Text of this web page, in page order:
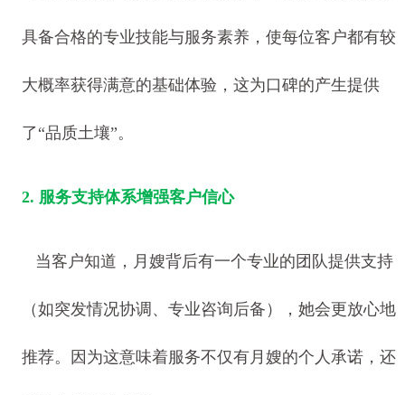
具备合格的专业技能与服务素养，使每位客户都有较
大概率获得满意的基础体验，这为口碑的产生提供
了“品质土壤”。
2. 服务支持体系增强客户信心
当客户知道，月嫂背后有一个专业的团队提供支持
（如突发情况协调、专业咨询后备），她会更放心地
推荐。因为这意味着服务不仅有月嫂的个人承诺，还